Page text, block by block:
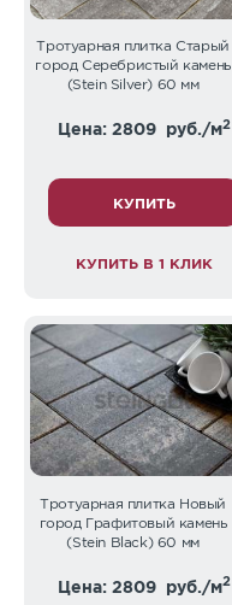
Тротуарная плитка Старый
город Серебристый камень
(Stein Silver) 60 мм
Цена: 2809 руб./м2
КУПИТЬ
КУПИТЬ В 1 КЛИК
Тротуарная плитка Новый
город Графитовый камень
(Stein Black) 60 мм
Цена: 2809 руб./м2